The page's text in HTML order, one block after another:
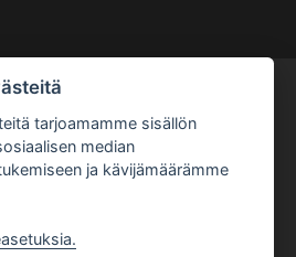
tarjoamamme sisällön
median
ja kävijämäärämme